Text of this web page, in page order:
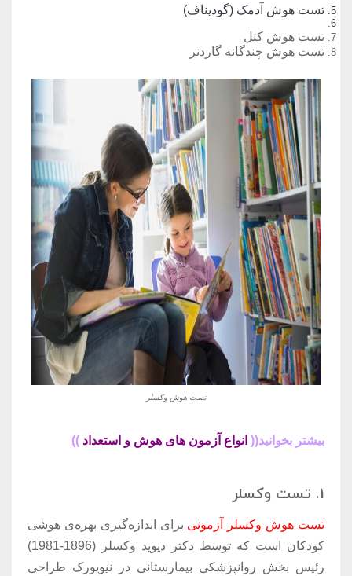
تست هوش آدمک (گودیناف)
تست هوش کتل
تست هوش چندگانه گاردنر
تست هوش وکسلر
بیشتر بخوانید(( انواع آزمون های هوش و استعداد ))
1. تست وکسلر
تست هوش وکسلر آزمونی برای اندازه‌‌گیری بهره‌ی هوشی
کودکان است که توسط دکتر دیوید وکسلر (1896-1981)
رئیس بخش روانپزشکی بیمارستانی در نیویورک طراحی